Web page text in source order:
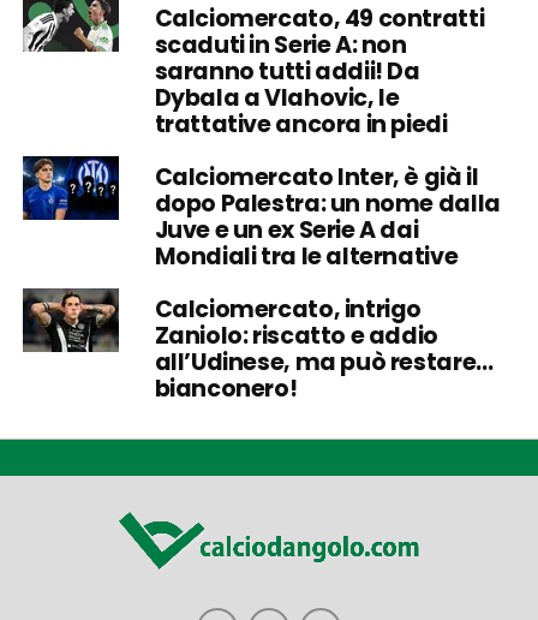
Calciomercato, 49 contratti
scaduti in Serie A: non
saranno tutti addii! Da
Dybala a Vlahovic, le
trattative ancora in piedi
Calciomercato Inter, è già il
dopo Palestra: un nome dalla
Juve e un ex Serie A dai
Mondiali tra le alternative
Calciomercato, intrigo
Zaniolo: riscatto e addio
all’Udinese, ma può restare…
bianconero!